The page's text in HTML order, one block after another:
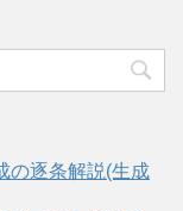
の逐条解説(生成